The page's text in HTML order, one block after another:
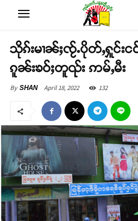
သိုၵ်းမၢၼ်ႈၸႂ်ႉပိုတ်ႇႁူင်းင
ၵူၼ်းၶဝ်ႈတူၺ်း ဢမ်ႇမီး
By SHAN April 18, 2022 132